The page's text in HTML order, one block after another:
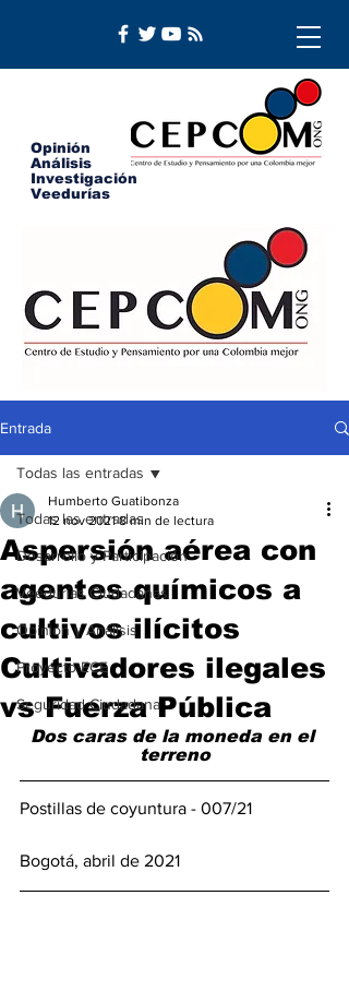
Opinión
Análisis
Investigación
Veedurías
Entrada
Todas las entradas
Desarrollo y Participación
Veedurías Ciudadanas
Opinión y Análisis
Proyecto ECE
Seguridad Ciudadana
Todas las entradas
Aspersión aérea con
agentes químicos a
cultivos ilícitos
Cultivadores ilegales
vs Fuerza Pública
Humberto Guatibonza
12 nov 2021 8 min de lectura
Dos caras de la moneda en el
terreno
Postillas de coyuntura - 007/21
Bogotá, abril de 2021